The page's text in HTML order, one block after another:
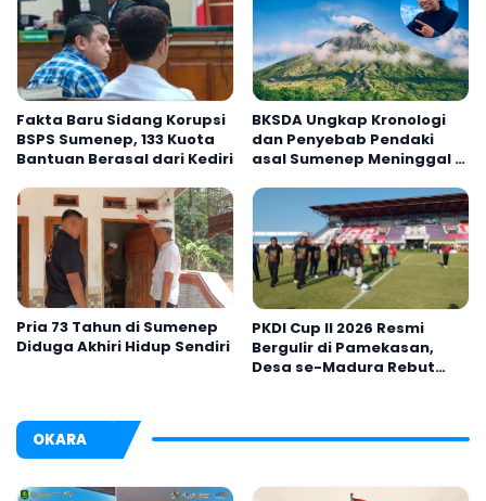
Fakta Baru Sidang Korupsi
BSPS Sumenep, 133 Kuota
Bantuan Berasal dari Kediri
BKSDA Ungkap Kronologi
dan Penyebab Pendaki
asal Sumenep Meninggal di
Pria 73 Tahun di Sumenep
Diduga Akhiri Hidup Sendiri
PKDI Cup II 2026 Resmi
Bergulir di Pamekasan,
Desa se-Madura Rebut
OKARA